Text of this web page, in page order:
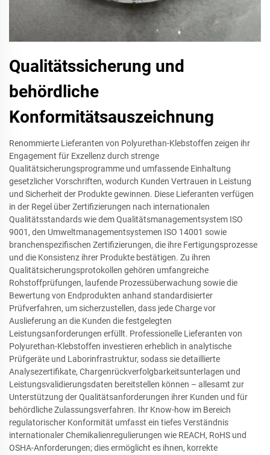
Qualitätssicherung und
behördliche
Konformitätsauszeichnung
Renommierte Lieferanten von Polyurethan-Klebstoffen zeigen ihr
Engagement für Exzellenz durch strenge
Qualitätsicherungsprogramme und umfassende Einhaltung
gesetzlicher Vorschriften, wodurch Kunden Vertrauen in Leistung
und Sicherheit der Produkte gewinnen. Diese Lieferanten verfügen
in der Regel über Zertifizierungen nach internationalen
Qualitätsstandards wie dem Qualitätsmanagementsystem ISO
9001, den Umweltmanagementsystemen ISO 14001 sowie
branchenspezifischen Zertifizierungen, die ihre Fertigungsprozesse
und die Konsistenz ihrer Produkte bestätigen. Zu ihren
Qualitätsicherungsprotokollen gehören umfangreiche
Rohstoffprüfungen, laufende Prozessüberwachung sowie die
Bewertung von Endprodukten anhand standardisierter
Prüfverfahren, um sicherzustellen, dass jede Charge vor
Auslieferung an die Kunden die festgelegten
Leistungsanforderungen erfüllt. Professionelle Lieferanten von
Polyurethan-Klebstoffen investieren erheblich in analytische
Prüfgeräte und Laborinfrastruktur, sodass sie detaillierte
Analysezertifikate, Chargenrückverfolgbarkeitsunterlagen und
Leistungsvalidierungsdaten bereitstellen können – allesamt zur
Unterstützung der Qualitätsanforderungen ihrer Kunden und für
behördliche Zulassungsverfahren. Ihr Know-how im Bereich
regulatorischer Konformität umfasst ein tiefes Verständnis
internationaler Chemikalienregulierungen wie REACH, RoHS und
OSHA-Anforderungen; dies ermöglicht es ihnen, korrekte